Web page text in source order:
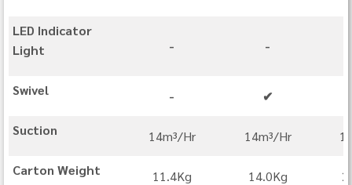
LED Indicator
Light
- -
Swivel - ✔
Suction 14m³/Hr 14m³/Hr
Carton Weight 11.4Kg 14.0Kg